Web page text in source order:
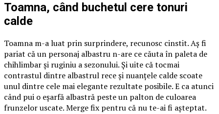
Toamna, când buchetul cere tonuri
calde
Toamna m-a luat prin surprindere, recunosc cinstit. Aș fi
pariat că un personaj albastru n-are ce căuta în paleta de
chihlimbar și ruginiu a sezonului. Și uite că tocmai
contrastul dintre albastrul rece și nuanțele calde scoate
unul dintre cele mai elegante rezultate posibile. E ca atunci
când pui o eșarfă albastră peste un palton de culoarea
frunzelor uscate. Merge fix pentru că nu te-ai fi așteptat.